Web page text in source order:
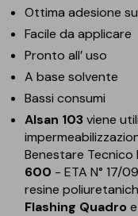
Ottima adesione
Facile da applicare
Pronto all’ uso
A base solvente
Bassi consumi
Alsan 103viene
Benestare
600 - ETA N° 17/
resine
Flashing Quadro